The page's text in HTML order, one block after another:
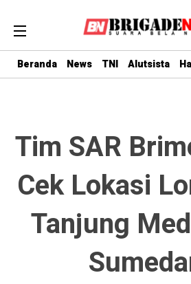
Beranda News TNI Alutsista
Tim SAR
Cek Lokasi
Tanjung